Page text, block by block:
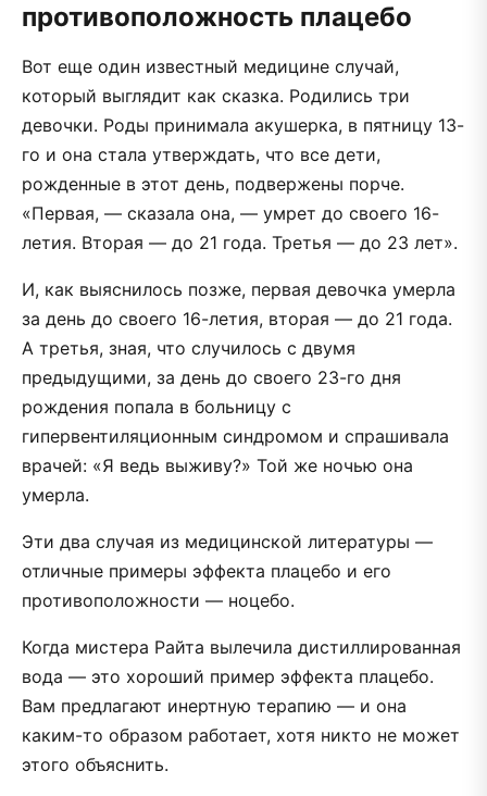
противоположность плацебо
Вот еще один известный медицине случай,
который выглядит как сказка. Родились три
девочки. Роды принимала акушерка, в пятницу 13-
го и она стала утверждать, что все дети,
рожденные в этот день, подвержены порче.
«Первая, — сказала она, — умрет до своего 16-
летия. Вторая — до 21 года. Третья — до 23 лет».
И, как выяснилось позже, первая девочка умерла
за день до своего 16-летия, вторая — до 21 года.
А третья, зная, что случилось с двумя
предыдущими, за день до своего 23-го дня
рождения попала в больницу с
гипервентиляционным синдромом и спрашивала
врачей: «Я ведь выживу?» Той же ночью она
умерла.
Эти два случая из медицинской литературы —
отличные примеры эффекта плацебо и его
противоположности — ноцебо.
Когда мистера Райта вылечила дистиллированная
вода — это хороший пример эффекта плацебо.
Вам предлагают инертную терапию — и она
каким-то образом работает, хотя никто не может
этого объяснить.